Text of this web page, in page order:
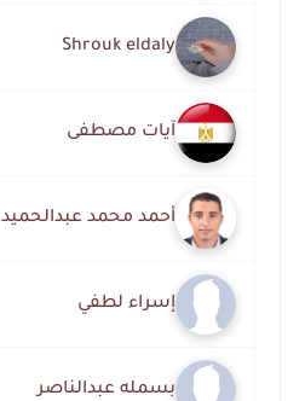
Shrouk eldaly
آيات مصطفى
أحمد محمد عبدالحميد
إسراء لطفي
بسمله عبدالناصر